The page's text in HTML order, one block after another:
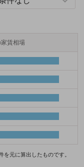
賃相場
を元に算出したものです。